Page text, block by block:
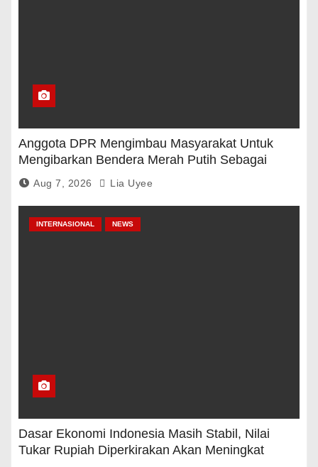
Anggota DPR Mengimbau Masyarakat Untuk
Mengibarkan Bendera Merah Putih Sebagai
Tanda Rasa Terima Kasih
Aug 7, 2026 Lia Uyee
INTERNASIONAL NEWS
Dasar Ekonomi Indonesia Masih Stabil, Nilai
Tukar Rupiah Diperkirakan Akan Meningkat